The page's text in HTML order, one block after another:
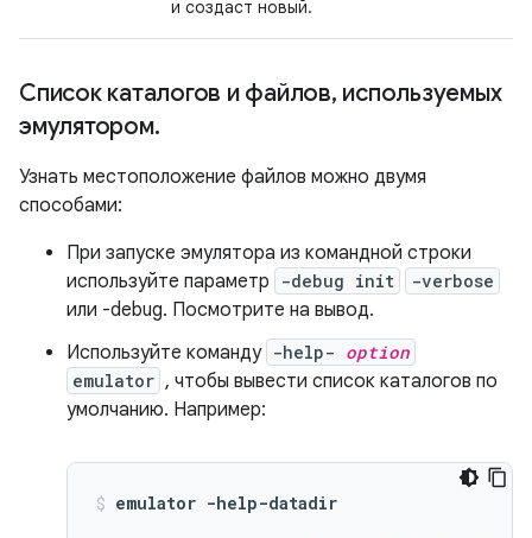
и создаст новый.
Список каталогов и файлов, используемых
эмулятором.
Узнать местоположение файлов можно двумя
способами:
При запуске эмулятора из командной строки
используйте параметр
-debug init -verbose
или -debug. Посмотрите на вывод.
Используйте команду -help- option
emulator , чтобы вывести список каталогов по
умолчанию. Например:
emulator -help-datadir